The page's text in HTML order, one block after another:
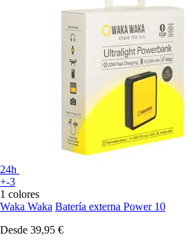
24h
+-3
1 colores
Waka Waka Batería externa Power 10
Desde 39,95 €